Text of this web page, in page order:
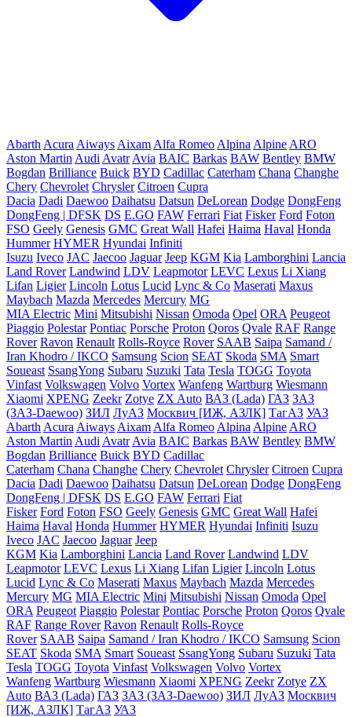
Abarth Acura Aiways Aixam Alfa Romeo Alpina Alpine ARO
Aston Martin Audi Avatr Avia BAIC Barkas BAW Bentley BMW
Bogdan Brilliance Buick BYD Cadillac Caterham Chana Changhe
Chery Chevrolet Chrysler Citroen Cupra
Dacia Dadi Daewoo Daihatsu Datsun DeLorean Dodge DongFeng
DongFeng | DFSK DS E.GO FAW Ferrari Fiat Fisker Ford Foton
FSO Geely Genesis GMC Great Wall Hafei Haima Haval Honda
Hummer HYMER Hyundai Infiniti
Isuzu Iveco JAC Jaecoo Jaguar Jeep KGM Kia Lamborghini Lancia
Land Rover Landwind LDV Leapmotor LEVC Lexus Li Xiang
Lifan Ligier Lincoln Lotus Lucid Lync & Co Maserati Maxus
Maybach Mazda Mercedes Mercury MG
MIA Electric Mini Mitsubishi Nissan Omoda Opel ORA Peugeot
Piaggio Polestar Pontiac Porsche Proton Qoros Qvale RAF Range
Rover Ravon Renault Rolls-Royce Rover SAAB Saipa Samand /
Iran Khodro / IKCO Samsung Scion SEAT Skoda SMA Smart
Soueast SsangYong Subaru Suzuki Tata Tesla TOGG Toyota
Vinfast Volkswagen Volvo Vortex Wanfeng Wartburg Wiesmann
Xiaomi XPENG Zeekr Zotye ZX Auto ВАЗ (Lada) ГАЗ ЗАЗ
(ЗАЗ-Daewoo) ЗИЛ ЛуАЗ Москвич [ИЖ, АЗЛК] ТагАЗ УАЗ
Abarth Acura Aiways Aixam Alfa Romeo Alpina Alpine ARO
Aston Martin Audi Avatr Avia BAIC Barkas BAW Bentley BMW
Bogdan Brilliance Buick BYD Cadillac
Caterham Chana Changhe Chery Chevrolet Chrysler Citroen Cupra
Dacia Dadi Daewoo Daihatsu Datsun DeLorean Dodge DongFeng
DongFeng | DFSK DS E.GO FAW Ferrari Fiat
Fisker Ford Foton FSO Geely Genesis GMC Great Wall Hafei
Haima Haval Honda Hummer HYMER Hyundai Infiniti Isuzu
Iveco JAC Jaecoo Jaguar Jeep
KGM Kia Lamborghini Lancia Land Rover Landwind LDV
Leapmotor LEVC Lexus Li Xiang Lifan Ligier Lincoln Lotus
Lucid Lync & Co Maserati Maxus Maybach Mazda Mercedes
Mercury MG MIA Electric Mini Mitsubishi Nissan Omoda Opel
ORA Peugeot Piaggio Polestar Pontiac Porsche Proton Qoros Qvale
RAF Range Rover Ravon Renault Rolls-Royce
Rover SAAB Saipa Samand / Iran Khodro / IKCO Samsung Scion
SEAT Skoda SMA Smart Soueast SsangYong Subaru Suzuki Tata
Tesla TOGG Toyota Vinfast Volkswagen Volvo Vortex
Wanfeng Wartburg Wiesmann Xiaomi XPENG Zeekr Zotye ZX
Auto ВАЗ (Lada) ГАЗ ЗАЗ (ЗАЗ-Daewoo) ЗИЛ ЛуАЗ Москвич
[ИЖ, АЗЛК] ТагАЗ УАЗ